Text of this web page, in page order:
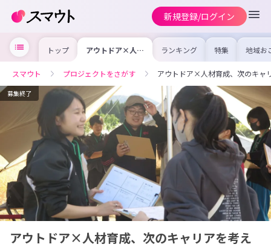
新規登録/ログイン
トップ アウトドア×人材
育成、次のキャリ
ランキング 特集 地域お
の求
を集め
事内容
を比較
合った
けよう
スマウト プロジェクトをさがす アウトドア×人材育成、次のキャ
募集終了
アウトドア×人材育成、次のキャリアを考え